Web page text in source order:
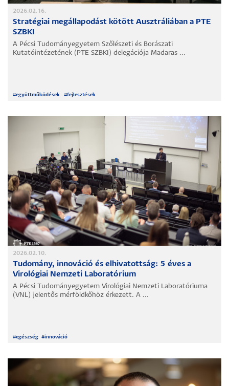
2026.02.16.
Stratégiai megállapodást kötött Ausztráliában a PTE
SZBKI
A Pécsi Tudományegyetem Szőlészeti és Borászati
Kutatóintézetének (PTE SZBKI) delegációja Madaras ...
#együttműködések #fejlesztések
2026.02.10.
Tudomány, innováció és elhivatottság: 5 éves a
Virológiai Nemzeti Laboratórium
A Pécsi Tudományegyetem Virológiai Nemzeti Laboratóriuma
(VNL) jelentős mérföldkőhöz érkezett. A ...
#egészség #innováció